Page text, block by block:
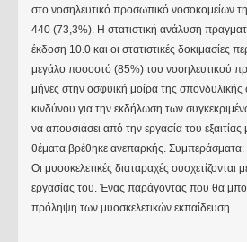
στο νοσηλευτικό προσωπικό νοσοκομείων
440 (73,3%). Η στατιστική ανάλυση
έκδοση 10.0 και οι στατιστικές δοκιμασίες
μεγάλο ποσοστό (85%) του νοσηλευτικού
μήνες στην οσφυϊκή μοίρα της
κινδύνου για την εκδήλωση των
να απουσιάσει από την εργασία του
θέματα βρέθηκε ανεπαρκής. Συμπεράσματα:
Οι μυοσκελετικές διαταραχές
εργασίας του. Ένας παράγοντας που θα
πρόληψη των μυοσκελετικών εκπαίδευση